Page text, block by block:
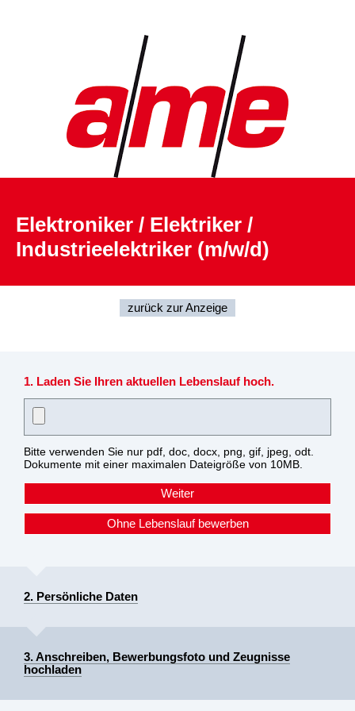
Elektroniker / Elektriker /
Industrieelektriker (m/w/d)
zurück zur Anzeige
1. Laden Sie Ihren aktuellen Lebenslauf hoch.
Bitte verwenden Sie nur pdf, doc, docx, png, gif, jpeg, odt.
Dokumente mit einer maximalen Dateigröße von 10MB.
2. Persönliche Daten
3. Anschreiben, Bewerbungsfoto und Zeugnisse
hochladen